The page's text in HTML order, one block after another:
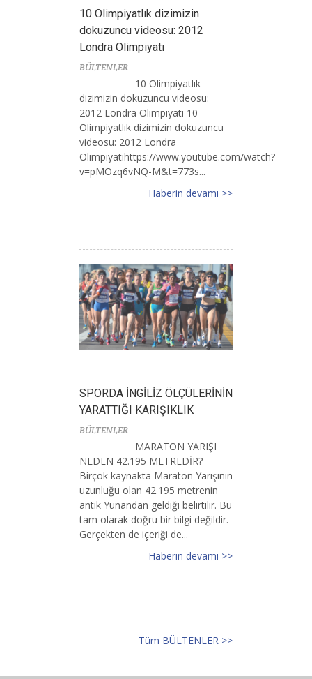
10 Olimpiyatlık dizimizin
dokuzuncu videosu: 2012
Londra Olimpiyatı
BÜLTENLER
10 Olimpiyatlık
dizimizin dokuzuncu videosu:
2012 Londra Olimpiyatı 10
Olimpiyatlık dizimizin dokuzuncu
videosu: 2012 Londra
Olimpiyatıhttps://www.youtube.com/watch?
v=pMOzq6vNQ-M&t=773s...
Haberin devamı >>
SPORDA İNGİLİZ ÖLÇÜLERİNİN
YARATTIĞI KARIŞIKLIK
BÜLTENLER
MARATON YARIŞI
NEDEN 42.195 METREDİR?
Birçok kaynakta Maraton Yarışının
uzunluğu olan 42.195 metrenin
antik Yunandan geldiği belirtilir. Bu
tam olarak doğru bir bilgi değildir.
Gerçekten de içeriği de...
Haberin devamı >>
Tüm BÜLTENLER >>